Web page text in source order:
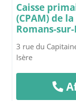
Caisse
(CPAM) de
Romans-
3 rue du
Isère